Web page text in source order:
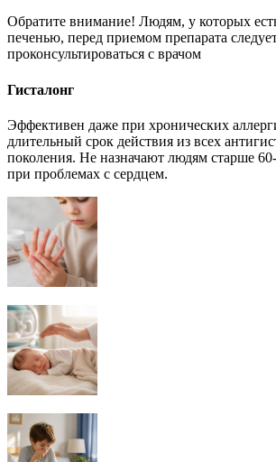
Обратите внимание! Людям, у которых
печенью, перед приемом препарата
проконсультироваться с врачом
Гисталонг
Эффективен даже при хронических
длительный срок действия из всех
поколения. Не назначают людям старше
при проблемах с сердцем.